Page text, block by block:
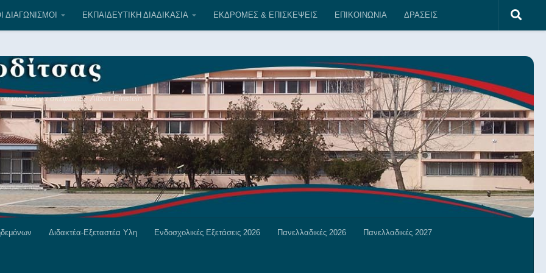
ΔΙΑΓΩΝΙΣΜΟΙ ΕΚΠΑΙΔΕΥΤΙΚΗ ΔΙΑΔΙΚΑΣΙΑ ΕΚΔΡΟΜΕΣ & ΕΠΙΣΚΕΨΕΙΣ ΕΠΙΚΟΙΝΩΝΙΑ ΔΡΑΣΕΙΣ
μυαλού να σκέφτεται» Albert Einstein
Διδακτέα-Εξεταστέα Υλη Ενδοσχολικές Εξετάσεις 2026 Πανελλαδικές 2026 Πανελλαδικές 2027